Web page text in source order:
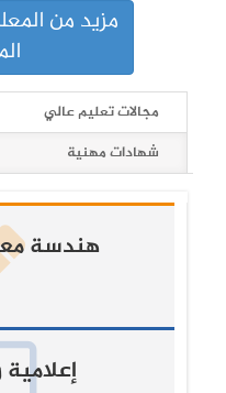
مزيد من
مجالات تعليم عالي
شهادات مهنية
هندسة